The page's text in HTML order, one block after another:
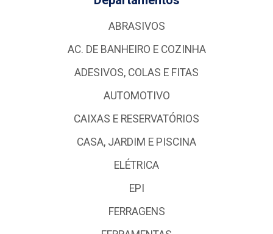
ABRASIVOS
AC. DE BANHEIRO E COZINHA
ADESIVOS, COLAS E FITAS
AUTOMOTIVO
CAIXAS E RESERVATÓRIOS
CASA, JARDIM E PISCINA
ELÉTRICA
EPI
FERRAGENS